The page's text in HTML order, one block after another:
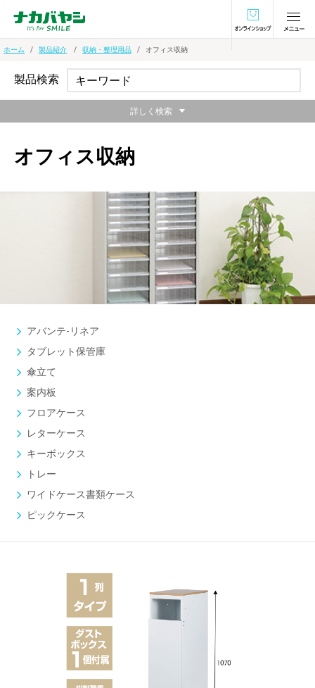
オンラインショ
ホーム 製品紹介 収納・整理用品 オフィス収納
オフィス収納
アバンテ-リネア
タブレット保管庫
傘立て
案内板
フロアケース
レターケース
キーボックス
トレー
ワイドケース書類ケース
ピックケース
製品検索
詳しく検索